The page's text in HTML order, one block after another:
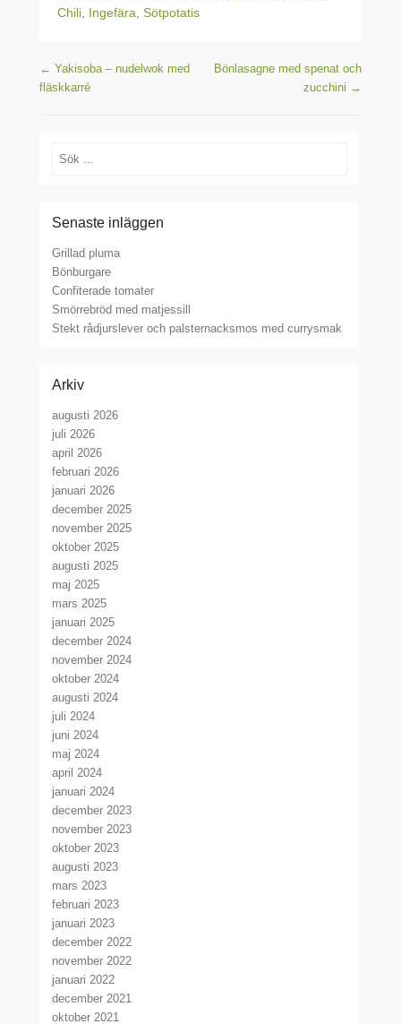
Chili Ingefära Sötpotatis
Inläggsnavigering
← Yakisoba – nudelwok med
fläskkarré
Bönlasagne med spenat och
zucchini →
Sök
Senaste inläggen
Grillad pluma
Bönburgare
Confiterade tomater
Smörrebröd med matjessill
Stekt rådjurslever och palsternacksmos med currysmak
Arkiv
augusti 2026
juli 2026
april 2026
februari 2026
januari 2026
december 2025
november 2025
oktober 2025
augusti 2025
maj 2025
mars 2025
januari 2025
december 2024
november 2024
oktober 2024
augusti 2024
juli 2024
juni 2024
maj 2024
april 2024
januari 2024
december 2023
november 2023
oktober 2023
augusti 2023
mars 2023
februari 2023
januari 2023
december 2022
november 2022
januari 2022
december 2021
oktober 2021